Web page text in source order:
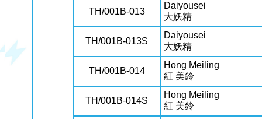
TH/001B-013
Daiyousei
大妖精
TH/001B-013S
Daiyousei
大妖精
TH/001B-014
Hong Meiling
紅 美鈴
TH/001B-014S
Hong Meiling
紅 美鈴